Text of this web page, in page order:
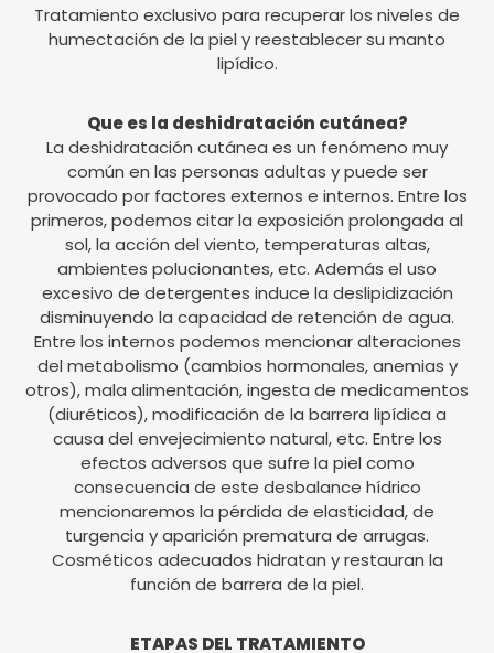
Tratamiento exclusivo para recuperar los niveles de
humectación de la piel y reestablecer su manto
lipídico.
Que es la deshidratación cutánea?
La deshidratación cutánea es un fenómeno muy
común en las personas adultas y puede ser
provocado por factores externos e internos. Entre los
primeros, podemos citar la exposición prolongada al
sol, la acción del viento, temperaturas altas,
ambientes polucionantes, etc. Además el uso
excesivo de detergentes induce la deslipidización
disminuyendo la capacidad de retención de agua.
Entre los internos podemos mencionar alteraciones
del metabolismo (cambios hormonales, anemias y
otros), mala alimentación, ingesta de medicamentos
(diuréticos), modificación de la barrera lipídica a
causa del envejecimiento natural, etc. Entre los
efectos adversos que sufre la piel como
consecuencia de este desbalance hídrico
mencionaremos la pérdida de elasticidad, de
turgencia y aparición prematura de arrugas.
Cosméticos adecuados hidratan y restauran la
función de barrera de la piel.
ETAPAS DEL TRATAMIENTO